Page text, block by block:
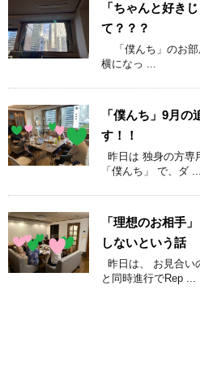
「ちゃんと好き
て？？？
「僕んち」のお部
横になっ ...
「僕んち」9月
す！！
昨日は 独身の方専
「僕んち」 で、ダ ...
「理想のお相手
しないという話
昨日は、 お見合い
と同時進行でRep ...